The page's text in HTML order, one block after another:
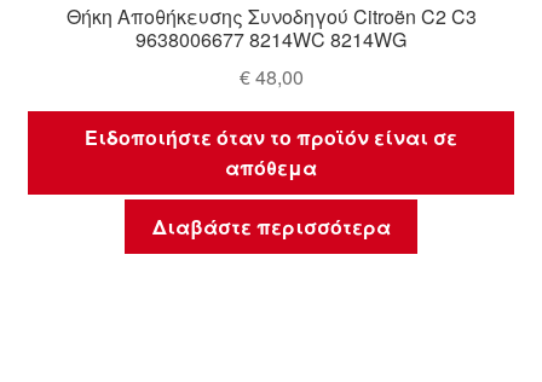
Θήκη Αποθήκευσης Συνοδηγού Citroën C2 C3
9638006677 8214WC 8214WG
€48,00
Ειδοποιήστε όταν το προϊόν είναι σε
απόθεμα
Διαβάστε περισσότερα